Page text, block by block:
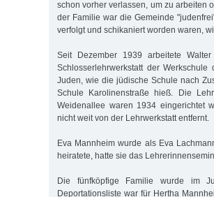
schon vorher verlassen, um zu arbeiten
der Familie war die Gemeinde
verfolgt und schikaniert worden waren,
Seit Dezember 1939 arbeitete
Schlosserlehrwerkstatt der
Juden, wie die jüdische Schule nach
Schule Karolinenstraße hieß. Die
Weidenallee waren 1934 eingerichtet
nicht weit von der Lehrwerkstatt entfernt.
Eva Mannheim wurde als Eva
heiratete, hatte sie das
Die fünfköpfige Familie wurde im
Deportationsliste war für Hertha